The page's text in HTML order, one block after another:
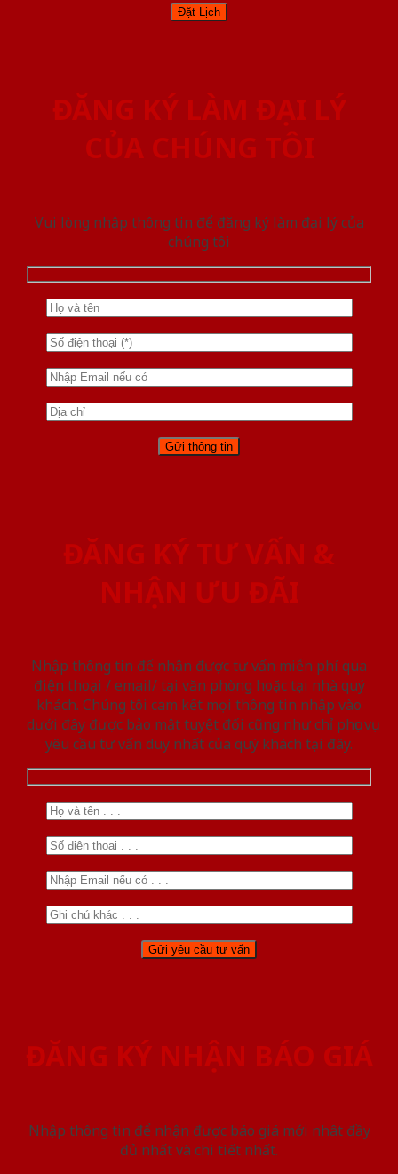
ĐĂNG KÝ LÀM ĐẠI LÝ
CỦA CHÚNG TÔI
Vui lòng nhập thông tin để đăng ký làm đại lý của
chúng tôi
ĐĂNG KÝ TƯ VẤN &
NHẬN ƯU ĐÃI
Nhập thông tin để nhận được tư vấn miễn phí qua
điện thoại / email/ tại văn phòng hoặc tại nhà quý
khách. Chúng tôi cam kết mọi thông tin nhập vào
dưới đây được bảo mật tuyệt đối cũng như chỉ phục vụ
yêu cầu tư vấn duy nhất của quý khách tại đây.
ĐĂNG KÝ NHẬN BÁO GIÁ
Nhập thông tin để nhận được báo giá mới nhât đầy
đủ nhất và chi tiết nhất.